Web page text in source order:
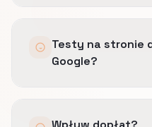
zgłoszeń.
Testy na stronie
Google?